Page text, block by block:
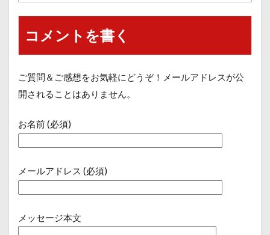
コメントを書く
ご質問＆ご感想をお気軽にどうぞ！メールアドレスが公
開されることはありません。
お名前 (必須)
メールアドレス (必須)
メッセージ本文